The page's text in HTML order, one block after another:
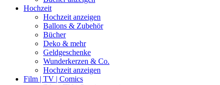
Hochzeit
Hochzeit anzeigen
Ballons & Zubehör
Bücher
Deko & mehr
Geldgeschenke
Wunderkerzen & Co.
Hochzeit anzeigen
Film | TV | Comics